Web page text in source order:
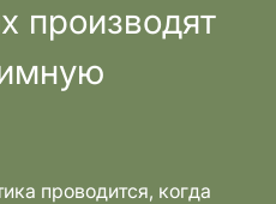
производят
проводится, когда